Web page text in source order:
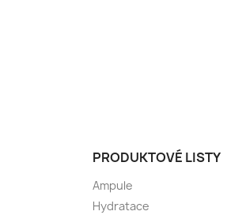
PRODUKTOVÉ LISTY
Ampule
Hydratace